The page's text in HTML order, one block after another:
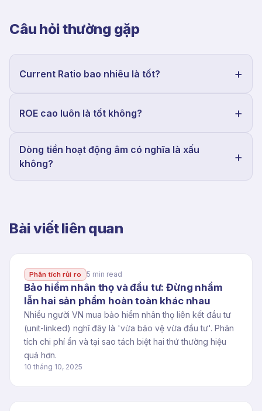
Câu hỏi thường gặp
Current Ratio bao nhiêu là tốt?
ROE cao luôn là tốt không?
Dòng tiền hoạt động âm có nghĩa là xấu
không?
Bài viết liên quan
Phân tích rủi ro 5 min read
Bảo hiểm nhân thọ và đầu tư: Đừng nhầm
lẫn hai sản phẩm hoàn toàn khác nhau
Nhiều người VN mua bảo hiểm nhân thọ liên kết đầu tư
(unit-linked) nghĩ đây là 'vừa bảo vệ vừa đầu tư'. Phân
tích chi phí ẩn và tại sao tách biệt hai thứ thường hiệu
quả hơn.
10 tháng 10, 2025